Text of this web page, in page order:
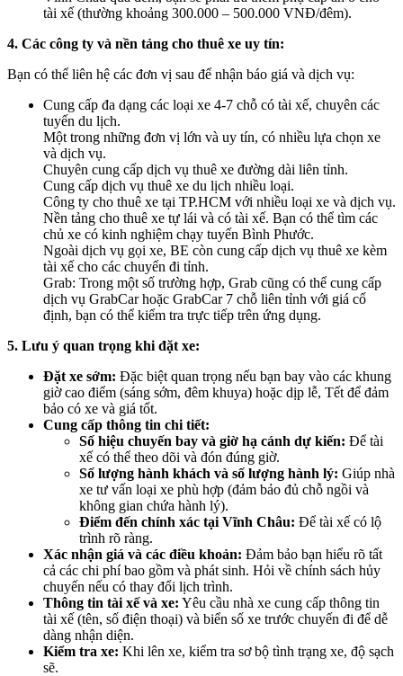
tài xế (thường khoảng 300.000 – 500.000 VNĐ/đêm).
4. Các công ty và nền tảng cho thuê xe uy tín:
Bạn có thể liên hệ các đơn vị sau để nhận báo giá và dịch vụ:
Cung cấp đa dạng các loại xe 4-7 chỗ có tài xế, chuyên các
tuyến du lịch.
Một trong những đơn vị lớn và uy tín, có nhiều lựa chọn xe
và dịch vụ.
Chuyên cung cấp dịch vụ thuê xe đường dài liên tỉnh.
Cung cấp dịch vụ thuê xe du lịch nhiều loại.
Công ty cho thuê xe tại TP.HCM với nhiều loại xe và dịch vụ.
Nền tảng cho thuê xe tự lái và có tài xế. Bạn có thể tìm các
chủ xe có kinh nghiệm chạy tuyến Bình Phước.
Ngoài dịch vụ gọi xe, BE còn cung cấp dịch vụ thuê xe kèm
tài xế cho các chuyến đi tỉnh.
Grab: Trong một số trường hợp, Grab cũng có thể cung cấp
dịch vụ GrabCar hoặc GrabCar 7 chỗ liên tỉnh với giá cố
định, bạn có thể kiểm tra trực tiếp trên ứng dụng.
5. Lưu ý quan trọng khi đặt xe:
Đặt xe sớm: Đặc biệt quan trọng nếu bạn bay vào các khung
giờ cao điểm (sáng sớm, đêm khuya) hoặc dịp lễ, Tết để đảm
bảo có xe và giá tốt.
Cung cấp thông tin chi tiết:
Số hiệu chuyến bay và giờ hạ cánh dự kiến: Để tài
xế có thể theo dõi và đón đúng giờ.
Số lượng hành khách và số lượng hành lý: Giúp nhà
xe tư vấn loại xe phù hợp (đảm bảo đủ chỗ ngồi và
không gian chứa hành lý).
Điểm đến chính xác tại Vĩnh Châu: Để tài xế có lộ
trình rõ ràng.
Xác nhận giá và các điều khoản: Đảm bảo bạn hiểu rõ tất
cả các chi phí bao gồm và phát sinh. Hỏi về chính sách hủy
chuyến nếu có thay đổi lịch trình.
Thông tin tài xế và xe: Yêu cầu nhà xe cung cấp thông tin
tài xế (tên, số điện thoại) và biển số xe trước chuyến đi để dễ
dàng nhận diện.
Kiểm tra xe: Khi lên xe, kiểm tra sơ bộ tình trạng xe, độ sạch
sẽ.